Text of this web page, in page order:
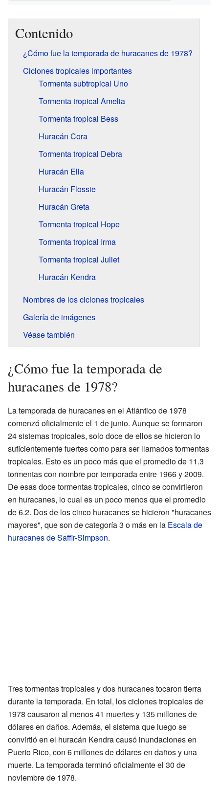
Contenido
¿Cómo fue la temporada de huracanes de 1978?
Ciclones tropicales importantes
Tormenta subtropical Uno
Tormenta tropical Amelia
Tormenta tropical Bess
Huracán Cora
Tormenta tropical Debra
Huracán Ella
Huracán Flossie
Huracán Greta
Tormenta tropical Hope
Tormenta tropical Irma
Tormenta tropical Juliet
Huracán Kendra
Nombres de los ciclones tropicales
Galería de imágenes
Véase también
¿Cómo fue la temporada de
huracanes de 1978?
La temporada de huracanes en el Atlántico de 1978
comenzó oficialmente el 1 de junio. Aunque se formaron
24 sistemas tropicales, solo doce de ellos se hicieron lo
suficientemente fuertes como para ser llamados tormentas
tropicales. Esto es un poco más que el promedio de 11.3
tormentas con nombre por temporada entre 1966 y 2009.
De esas doce tormentas tropicales, cinco se convirtieron
en huracanes, lo cual es un poco menos que el promedio
de 6.2. Dos de los cinco huracanes se hicieron "huracanes
mayores", que son de categoría 3 o más en la Escala de
huracanes de Saffir-Simpson.
Tres tormentas tropicales y dos huracanes tocaron tierra
durante la temporada. En total, los ciclones tropicales de
1978 causaron al menos 41 muertes y 135 millones de
dólares en daños. Además, el sistema que luego se
convirtió en el huracán Kendra causó inundaciones en
Puerto Rico, con 6 millones de dólares en daños y una
muerte. La temporada terminó oficialmente el 30 de
noviembre de 1978.